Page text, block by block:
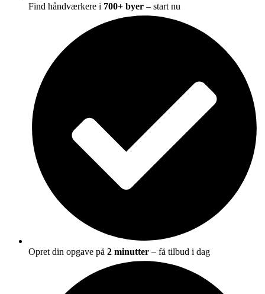
Find håndværkere i 700+ byer – start nu
Opret din opgave på 2 minutter – få tilbud i dag